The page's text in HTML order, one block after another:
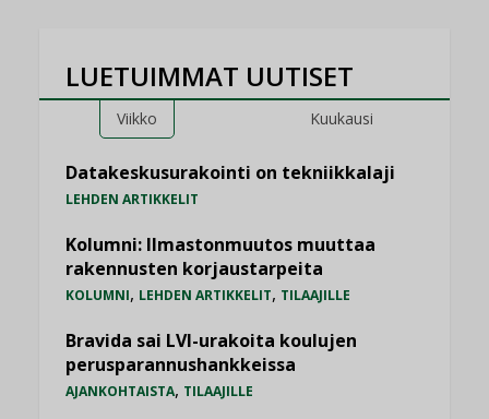
LUETUIMMAT UUTISET
Viikko Kuukausi
Datakeskusurakointi on tekniikkalaji
LEHDEN ARTIKKELIT
Kolumni: Ilmastonmuutos muuttaa
rakennusten korjaustarpeita
KOLUMNI, LEHDEN ARTIKKELIT, TILAAJILLE
Bravida sai LVI-urakoita koulujen
perusparannushankkeissa
AJANKOHTAISTA, TILAAJILLE